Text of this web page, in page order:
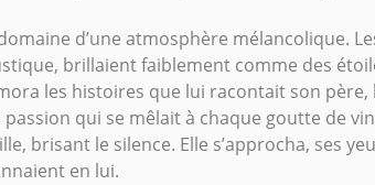
d’une atmosphère mélancolique.
brillaient faiblement comme des
les histoires que lui racontait son père,
qui se mêlait à chaque goutte de
brisant le silence. Elle s’approcha, ses
en lui.